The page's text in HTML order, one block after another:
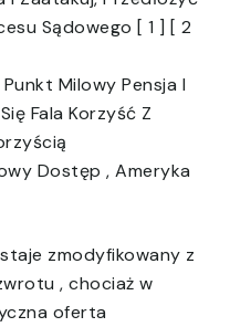
Sądowego [ 1 ] [ 2
Milowy Pensja I
Fala Korzyść Z
Dostęp , Ameryka
zmodyfikowany z
, chociaż w
oferta